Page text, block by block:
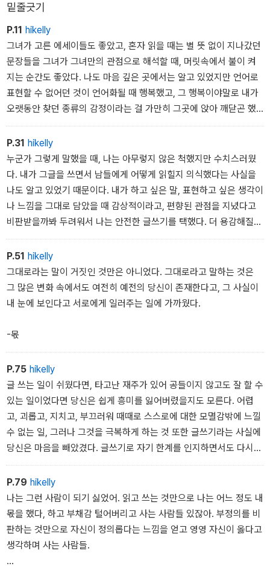
밑줄긋기
P.11 hikelly
그녀가 고른 에세이들도 좋았고, 혼자 읽을 때는 별 뜻 없이 지나갔던
문장들을 그녀가 그녀만의 관점으로 해석할 때, 머릿속에서 불이 켜
지는 순간도 좋았다. 나도 마음 깊은 곳에서는 알고 있었지만 언어로
표현할 수 없어던 것이 언어화될 때 행복했고, 그 행복이야말로 내가
오랫동안 찾던 종류의 감정이라는 걸 가만히 그곳에 앉아 깨닫곤 했
다.
-아주 희미한 빛으로도
P.31 hikelly
누군가 그렇게 말했을 때, 나는 아무렇지 않은 척했지만 수치스러웠
다. 내가 그글을 쓰면서 남들에게 어떻게 읽힐지 의식했다는 사실을
나도 알고 있었기 때문이다. 내가 하고 싶은 말, 표현하고 싶은 생각이
나 느낌을 그대로 담았을 때 감상적이라고, 편향된 관점을 지녔다고
비판받을까봐 두려워서 나는 안전한 글쓰기를 택했다. 더 용감해질
수 없었다.
-아주 희미한 빛으로도
P.51 hikelly
그대로라는 말이 거짓인 것만은 아니었다. 그대로라고 말하는 것은
그 많은 변화 속에서도 여전히 예전의 당신이 존재한다고, 그 사실이
내 눈에 보인다고 서로에게 일러주는 일에 가까웠다.
-몫
P.75 hikelly
글 쓰는 일이 쉬웠다면, 타고난 재주가 있어 공들이지 않고도 잘 할 수
있는 일이었다면 당신은 쉽게 흥미를 잃어버렸을지도 모른다. 어렵
고, 괴롭고, 지치고, 부끄러워 때때로 스스로에 대한 모멸감밖에 느낄
수 없는 일, 그러나 그것을 극복하게 하는 것 또한 글쓰기라는 사실에
당신은 마음을 빼았겼다. 글쓰기로 자기 한계를 인지하면서도 다시
글을 써 그 한계를 조금이나마 넘을 수 있다는 행복, 당신은 그것을 알
기 전의 사람으로 돌아갈 수 없었다.
-몫
P.79 hikelly
나는 그런 사람이 되기 싫었어. 읽고 쓰는 것만으로 나는 어느 정도 내
몫을 했다, 하고 부채감 털어버리고 사는 사람들 있잖아. 부정의를 비
판하는 것만으로 자신이 정의롭다는 느낌을 얻고 영영 자신이 옳다고
생각하며 사는 사람들.